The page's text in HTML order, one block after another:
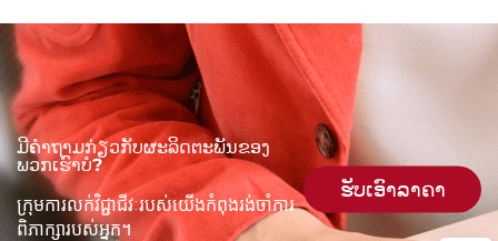
ມີຄໍາຖາມກ່ຽວກັບຜະລິດຕະພັນຂອງ
ພວກເຮົາບໍ?
ក្រុមការលក់វិជ្ជាជីវៈរបស់យើងកំពុងរង់ចាំការ
ពិភាក្សារបស់អ្នក។
ຮັບເອົາລາຄາ